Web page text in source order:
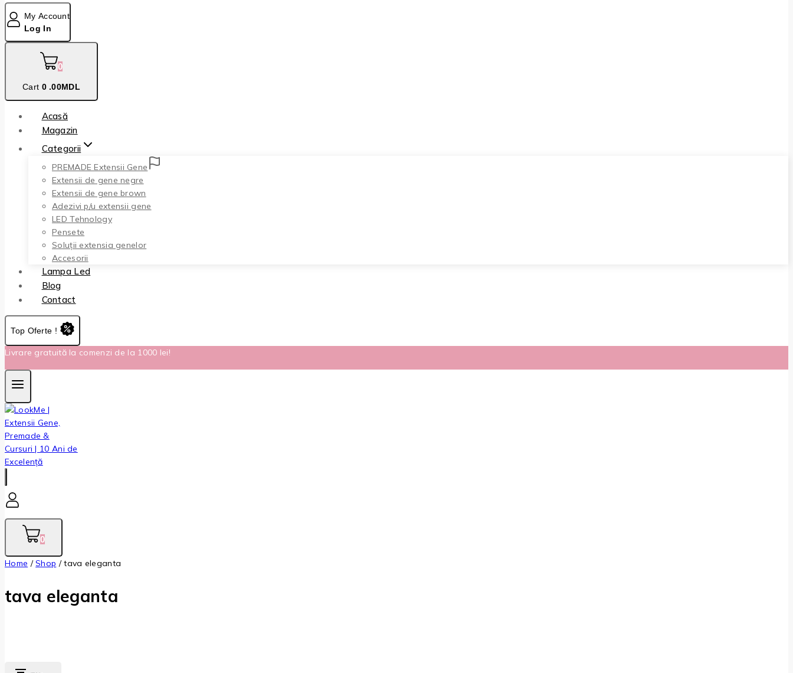
My Account
Log In
0
Cart 0 .00MDL
Acasă
Magazin
Categorii
PREMADE Extensii Gene
Extensii de gene negre
Extensii de gene brown
Adezivi p/u extensii gene
LED Tehnology
Pensete
Soluții extensia genelor
Accesorii
Lampa Led
Blog
Contact
Top Oferte !
Livrare gratuită la comenzi de la 1000 lei!
0
Home / Shop / tava eleganta
tava eleganta